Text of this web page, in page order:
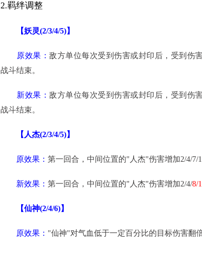
2.羁绊调整
【妖灵(2/3/4/5)】
原效果：敌方单位每次受到伤害或封印后，受到伤害
战斗结束。
新效果：敌方单位每次受到伤害或封印后，受到伤
战斗结束。
【人杰(2/3/4/5)】
原效果：第一回合，中间位置的"人杰"伤害增加2/4/7/
新效果：第一回合，中间位置的"人杰"伤害增加2/4/8/
【仙神(2/4/6)】
原效果： "仙神"对气血低于一定百分比的目标伤害翻倍